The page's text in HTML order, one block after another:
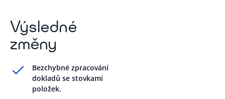
Výsledné
změny
Bezchybné zpracování
dokladů se stovkami
položek.